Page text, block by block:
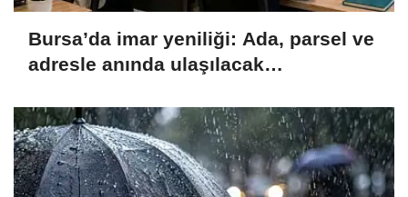
Bursa’da imar yeniliği: Ada, parsel ve
adresle anında ulaşılacak…